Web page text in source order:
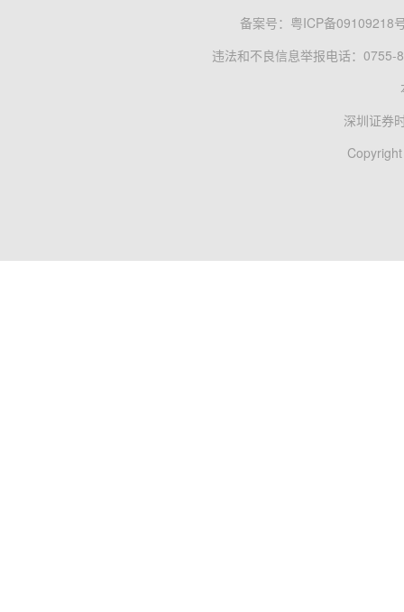
备案号： 粤ICP备09109218
违法和不良信息举报电话：0755-
深圳证券